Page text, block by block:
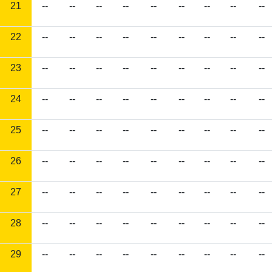
21 -- -- -- -- -- -- -- -- --
22 -- -- -- -- -- -- -- -- --
23 -- -- -- -- -- -- -- -- --
24 -- -- -- -- -- -- -- -- --
25 -- -- -- -- -- -- -- -- --
26 -- -- -- -- -- -- -- -- --
27 -- -- -- -- -- -- -- -- --
28 -- -- -- -- -- -- -- -- --
29 -- -- -- -- -- -- -- -- --